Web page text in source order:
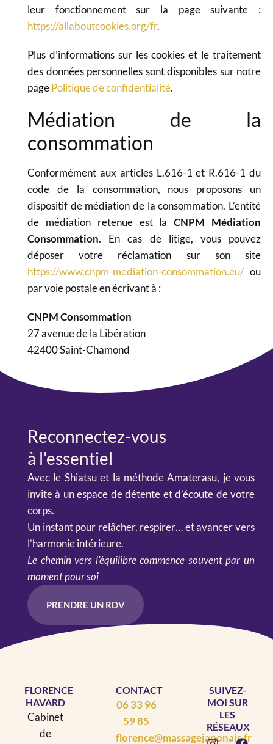
leur fonctionnement sur la page suivante :
https://allaboutcookies.org/fr.
Plus d’informations sur les cookies et le traitement
des données personnelles sont disponibles sur notre
pagePolitique de confidentialité.
Médiation de la
consommation
Conformément aux articles L.616-1 et R.616-1 du
code de la consommation, nous proposons un
dispositif de médiation de la consommation. L’entité
de médiation retenue est laCNPM Médiation
Consommation. En cas de litige, vous pouvez
déposer votre réclamation sur son site
https://www.cnpm-mediation-consommation.eu/ou
par voie postale en écrivant à :
CNPM Consommation
27 avenue de la Libération
42400 Saint-Chamond
Reconnectez-vous
à l'essentiel
Avec le Shiatsu et la méthode Amaterasu, je vous
invite à un espace de détente et d’écoute de votre
corps.
Un instant pour relâcher, respirer… et avancer vers
l’harmonie intérieure.
Le chemin vers l’équilibre commence souvent par un
moment pour soi
PRENDRE UN RDV
FLORENCE
HAVARD
Cabinet
de
CONTACT
06 33 96
59 85
florence@massagejaponais.fr
SUIVEZ-
MOI SUR
LES
RÉSEAUX